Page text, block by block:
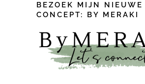
BEZOEK MIJN NIEUWE
CONCEPT: BY MERAKI